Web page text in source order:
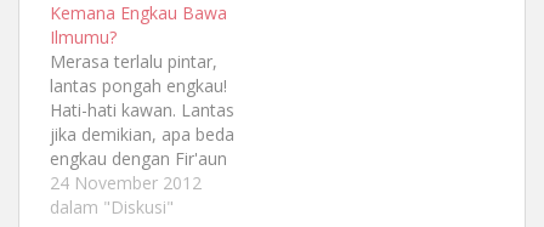
bahwa aku memilihmu
bukan karena aku
diterima atau ditolak
oleh sang puteri, sama
sekali bukan. Posisimu
absolut di dalam
hatiku, bukan sebuah
perasaan hasil
reinkarnasi masa lalu…
Kemana Engkau Bawa
Ilmumu?
Merasa terlalu pintar,
lantas pongah engkau!
Hati-hati kawan. Lantas
jika demikian, apa beda
engkau dengan Fir'aun
yang Tuhan
tenggelamkan.
24 November 2012
dalam "Diskusi"